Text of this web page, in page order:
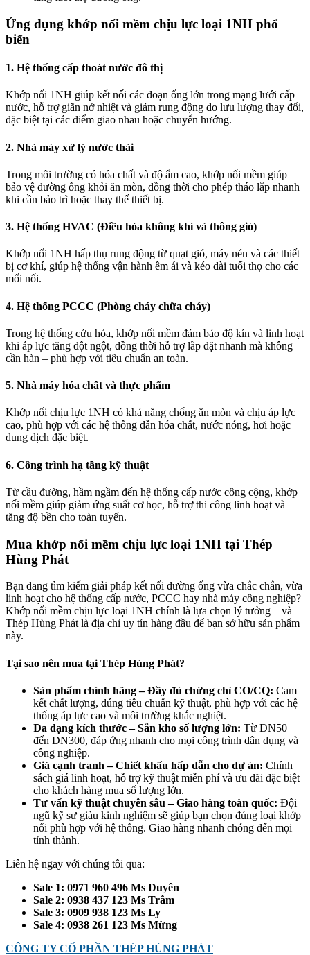
Ứng dụng khớp nối mềm chịu lực loại 1NH phổ
biến
1. Hệ thống cấp thoát nước đô thị
Khớp nối 1NH giúp kết nối các đoạn ống lớn trong mạng lưới cấp
nước, hỗ trợ giãn nở nhiệt và giảm rung động do lưu lượng thay đổi,
đặc biệt tại các điểm giao nhau hoặc chuyển hướng.
2. Nhà máy xử lý nước thải
Trong môi trường có hóa chất và độ ẩm cao, khớp nối mềm giúp
bảo vệ đường ống khỏi ăn mòn, đồng thời cho phép tháo lắp nhanh
khi cần bảo trì hoặc thay thế thiết bị.
3. Hệ thống HVAC (Điều hòa không khí và thông gió)
Khớp nối 1NH hấp thụ rung động từ quạt gió, máy nén và các thiết
bị cơ khí, giúp hệ thống vận hành êm ái và kéo dài tuổi thọ cho các
mối nối.
4. Hệ thống PCCC (Phòng cháy chữa cháy)
Trong hệ thống cứu hỏa, khớp nối mềm đảm bảo độ kín và linh hoạt
khi áp lực tăng đột ngột, đồng thời hỗ trợ lắp đặt nhanh mà không
cần hàn – phù hợp với tiêu chuẩn an toàn.
5. Nhà máy hóa chất và thực phẩm
Khớp nối chịu lực 1NH có khả năng chống ăn mòn và chịu áp lực
cao, phù hợp với các hệ thống dẫn hóa chất, nước nóng, hơi hoặc
dung dịch đặc biệt.
6. Công trình hạ tầng kỹ thuật
Từ cầu đường, hầm ngầm đến hệ thống cấp nước công cộng, khớp
nối mềm giúp giảm ứng suất cơ học, hỗ trợ thi công linh hoạt và
tăng độ bền cho toàn tuyến.
Mua khớp nối mềm chịu lực loại 1NH tại Thép
Hùng Phát
Bạn đang tìm kiếm giải pháp kết nối đường ống vừa chắc chắn, vừa
linh hoạt cho hệ thống cấp nước, PCCC hay nhà máy công nghiệp?
Khớp nối mềm chịu lực loại 1NH chính là lựa chọn lý tưởng – và
Thép Hùng Phát là địa chỉ uy tín hàng đầu để bạn sở hữu sản phẩm
này.
Tại sao nên mua tại Thép Hùng Phát?
Sản phẩm chính hãng – Đầy đủ chứng chỉ CO/CQ: Cam
kết chất lượng, đúng tiêu chuẩn kỹ thuật, phù hợp với các hệ
thống áp lực cao và môi trường khắc nghiệt.
Đa dạng kích thước – Sẵn kho số lượng lớn: Từ DN50
đến DN300, đáp ứng nhanh cho mọi công trình dân dụng và
công nghiệp.
Giá cạnh tranh – Chiết khấu hấp dẫn cho dự án: Chính
sách giá linh hoạt, hỗ trợ kỹ thuật miễn phí và ưu đãi đặc biệt
cho khách hàng mua số lượng lớn.
Tư vấn kỹ thuật chuyên sâu – Giao hàng toàn quốc: Đội
ngũ kỹ sư giàu kinh nghiệm sẽ giúp bạn chọn đúng loại khớp
nối phù hợp với hệ thống. Giao hàng nhanh chóng đến mọi
tỉnh thành.
Liên hệ ngay với chúng tôi qua:
Sale 1: 0971 960 496 Ms Duyên
Sale 2: 0938 437 123 Ms Trâm
Sale 3: 0909 938 123 Ms Ly
Sale 4: 0938 261 123 Ms Mừng
CÔNG TY CỔ PHẦN THÉP HÙNG PHÁT